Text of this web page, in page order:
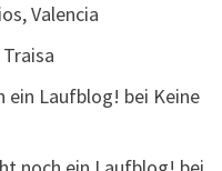
Valencia
ein Laufblog! bei Keine